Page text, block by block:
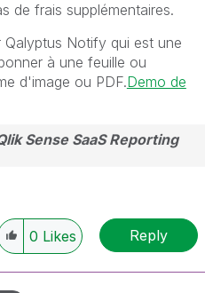
de frais supplémentaires.
Notify qui est une
à une feuille ou
d'image ou PDF.Demo de
Sense SaaS Reporting
0 Likes Reply